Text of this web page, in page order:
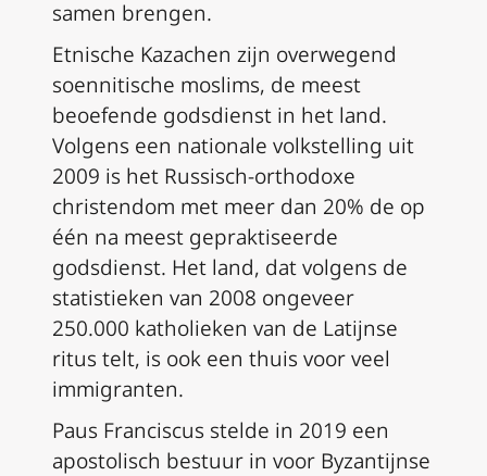
samen brengen.
Etnische Kazachen zijn overwegend
soennitische moslims, de meest
beoefende godsdienst in het land.
Volgens een nationale volkstelling uit
2009 is het Russisch-orthodoxe
christendom met meer dan 20% de op
één na meest gepraktiseerde
godsdienst. Het land, dat volgens de
statistieken van 2008 ongeveer
250.000 katholieken van de Latijnse
ritus telt, is ook een thuis voor veel
immigranten.
Paus Franciscus stelde in 2019 een
apostolisch bestuur in voor Byzantijnse